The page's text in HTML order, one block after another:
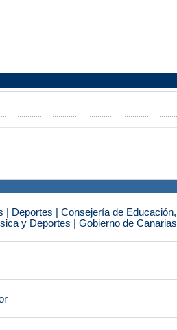
| Deportes | Consejería de Educación,
y Deportes | Gobierno de Canarias